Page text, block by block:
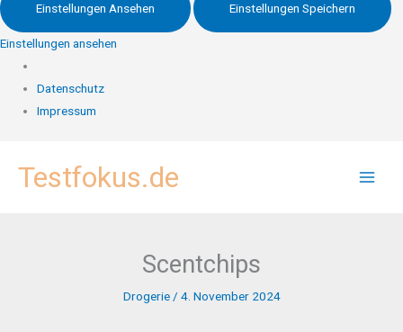
Einstellungen Ansehen Einstellungen Speichern
Einstellungen ansehen
Datenschutz
Impressum
InhaltTestfokus.de
Scentchips
Drogerie/ 4. November 2024